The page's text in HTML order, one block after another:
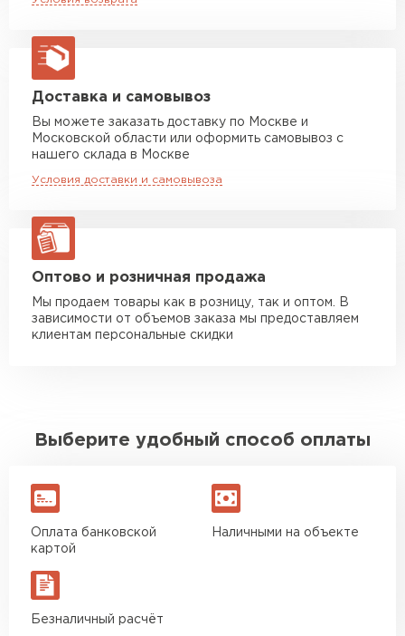
макс. длина груза 13,5 м
Манипулятор до 5 тн
макс. длина груза 6 м
Манипулятор до 10 тн
макс. длина груза 8 м
Манипулятор до 20 тн
Доставка и самовывоз
Вы можете заказать доставку по Москве и
Московской области или оформить самовывоз с
нашего склада в Москве
Условия доставки и самовывоза
Оптово и розничная продажа
Мы продаем товары как в розницу, так и оптом. В
зависимости от объемов заказа мы предоставляем
клиентам персональные скидки
Выберите удобный способ оплаты
Оплата банковской
картой
Наличными на объекте
Безналичный расчёт